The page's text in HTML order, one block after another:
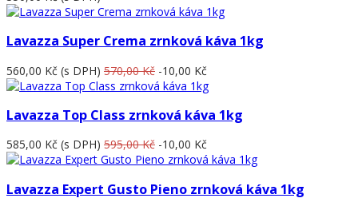
Lavazza Super Crema zrnková káva 1kg
560,00 Kč (s DPH) 570,00 Kč -10,00 Kč
Lavazza Top Class zrnková káva 1kg
585,00 Kč (s DPH) 595,00 Kč -10,00 Kč
Lavazza Expert Gusto Pieno zrnková káva 1kg